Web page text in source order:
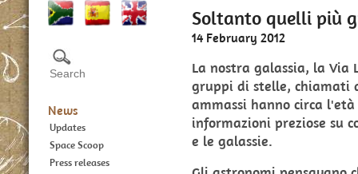
News
Updates
Space Scoop
Press releases
Soltanto quelli più
14 February 2012
La nostra galassia, la Via
gruppi di stelle, chiamati
ammassi hanno circa
informazioni preziose su
e le galassie.